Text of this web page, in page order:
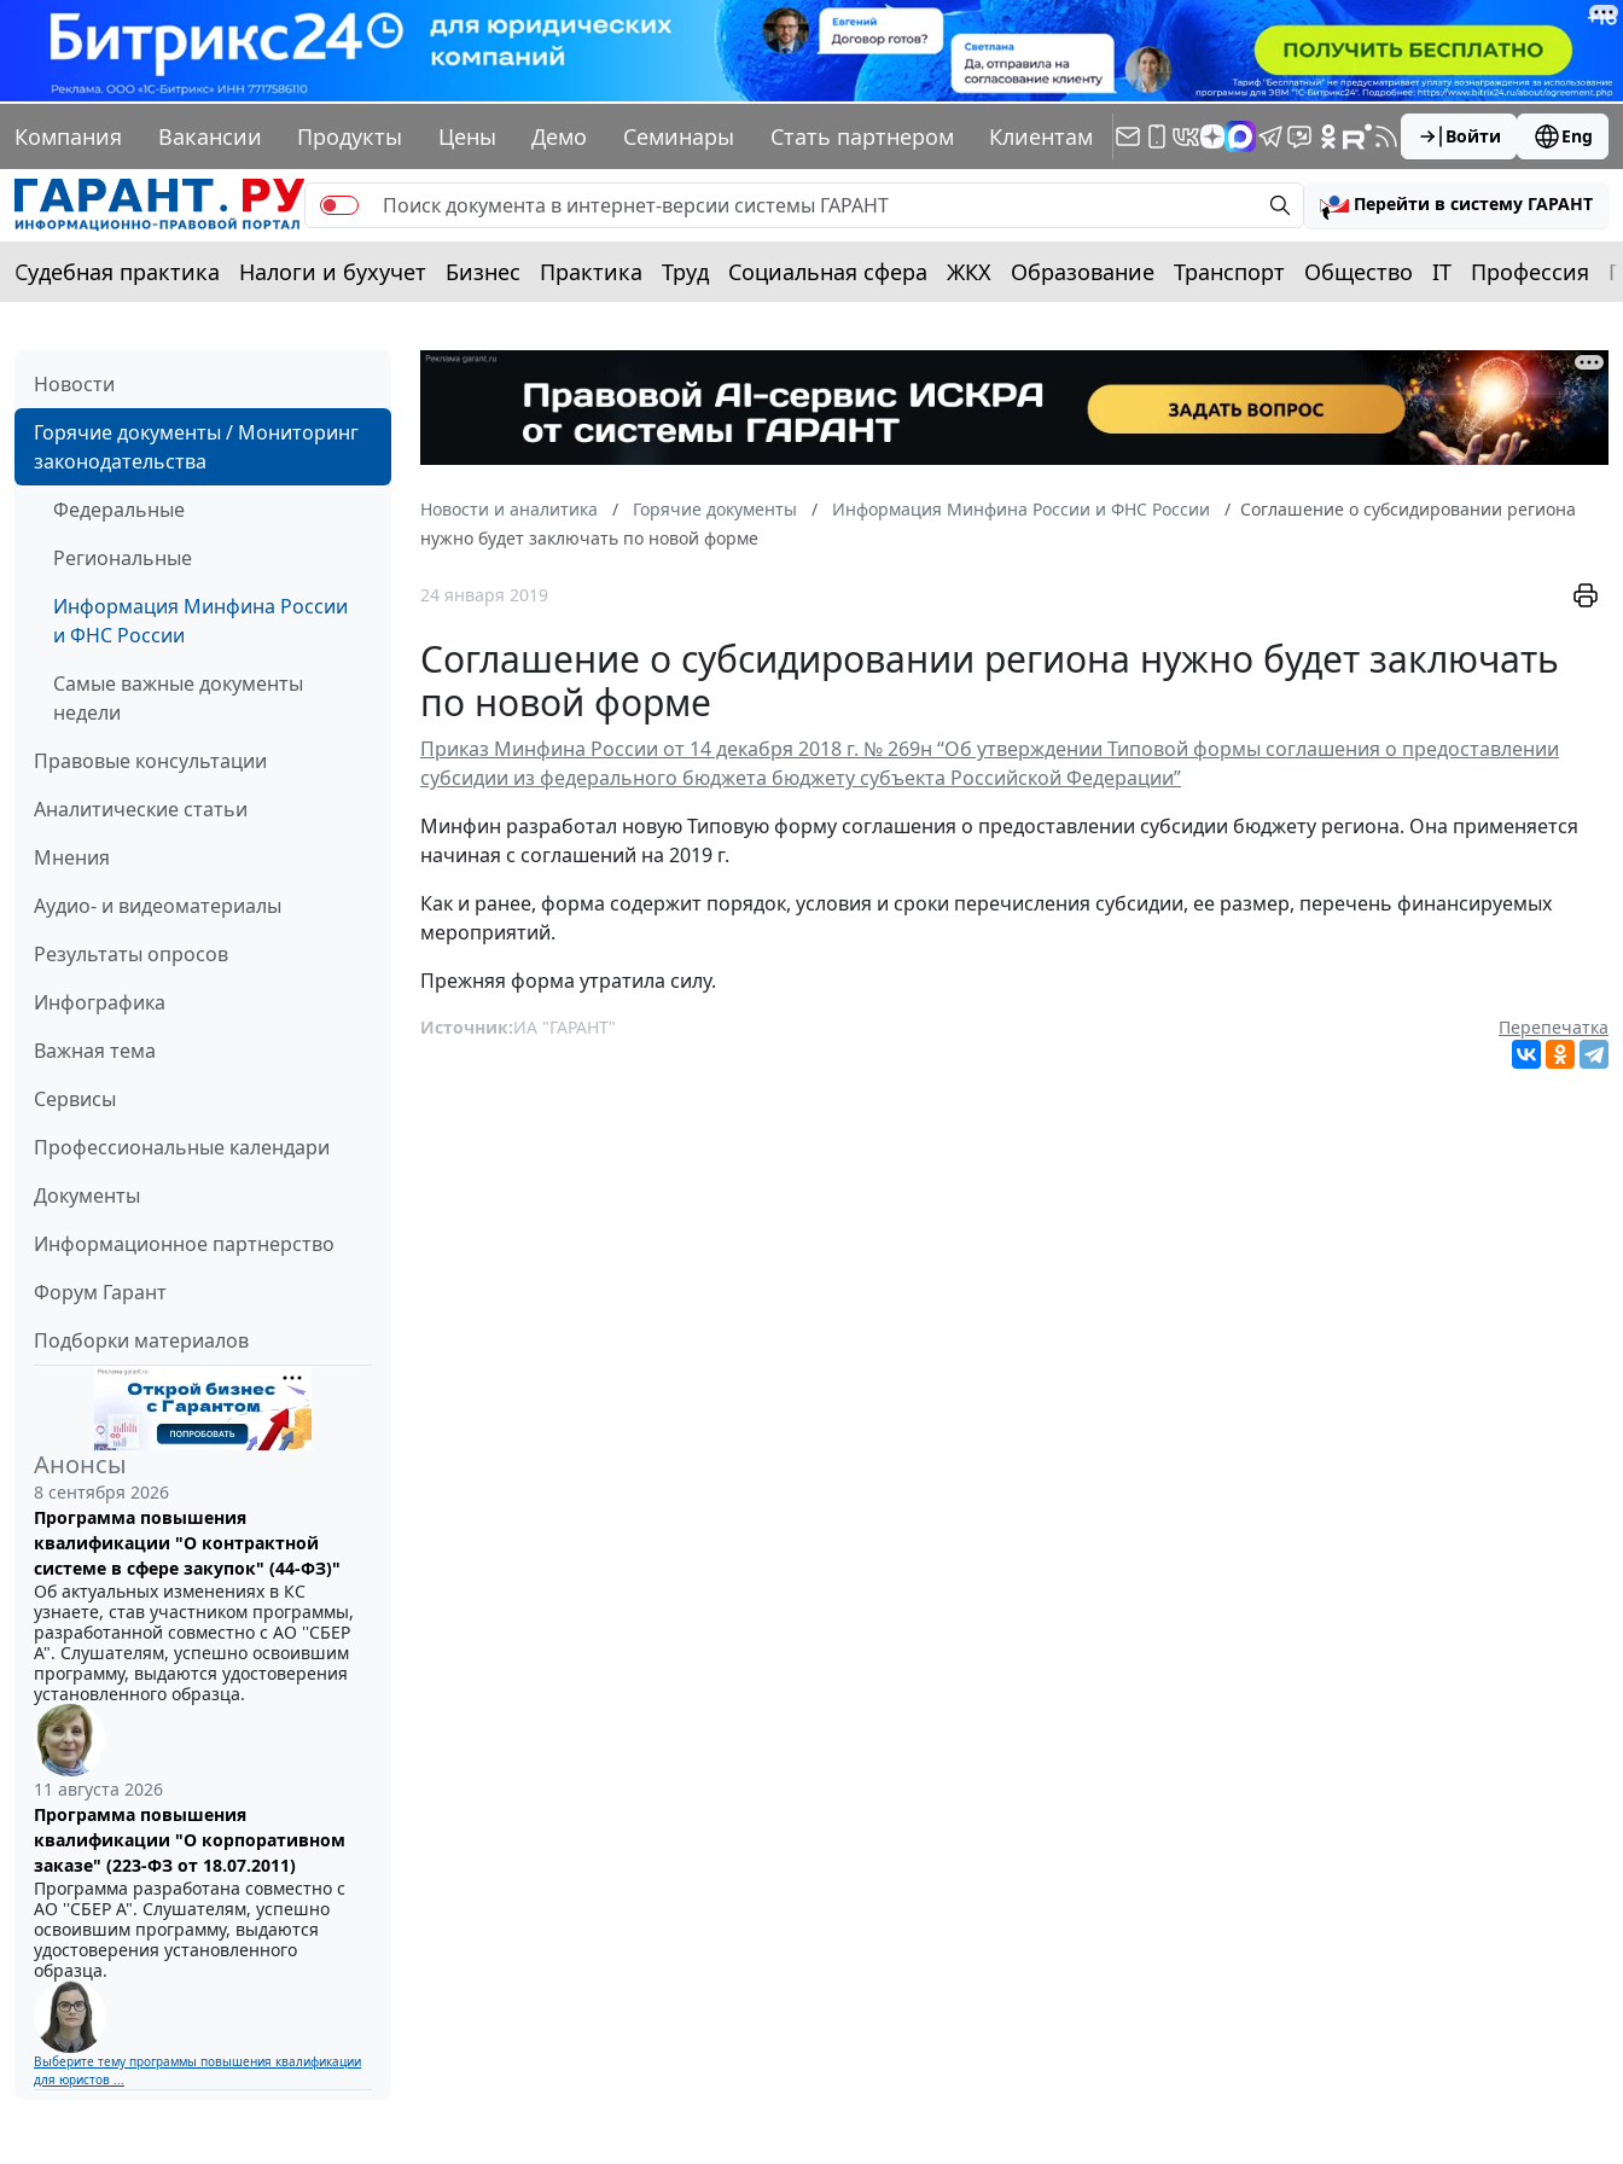
Компания Вакансии Продукты Цены Демо Семинары Стать партнером Клиентам Войти Eng
Перейти в систему ГАРАНТ
Судебная практика Налоги и бухучет Бизнес Практика Труд Социальная сфера ЖКХ Образование Транспорт Общество IT Профессия
Новости
Горячие документы / Мониторинг
законодательства
Федеральные
Региональные
Информация Минфина России
и ФНС России
Самые важные документы
недели
Правовые консультации
Аналитические статьи
Мнения
Аудио- и видеоматериалы
Результаты опросов
Инфографика
Важная тема
Сервисы
Профессиональные календари
Документы
Информационное партнерство
Форум Гарант
Подборки материалов
Анонсы
8 сентября 2026
Программа повышения
квалификации "О контрактной
системе в сфере закупок" (44-ФЗ)"
Об актуальных изменениях в КС
узнаете, став участником программы,
разработанной совместно с АО ''СБЕР
А". Слушателям, успешно освоившим
программу, выдаются удостоверения
установленного образца.
11 августа 2026
Программа повышения
квалификации "О корпоративном
заказе" (223-ФЗ от 18.07.2011)
Программа разработана совместно с
АО ''СБЕР А". Слушателям, успешно
освоившим программу, выдаются
удостоверения установленного
образца.
Выберите тему программы повышения квалификации
для юристов ...
Новости и аналитика Горячие документы Информация Минфина России и ФНС России
Соглашение о субсидировании региона
нужно будет заключать по новой форме
24 января 2019
Соглашение о субсидировании региона нужно будет заключать
по новой форме
Приказ Минфина России от 14 декабря 2018 г. № 269н “Об утверждении Типовой формы соглашения о предоставлении
субсидии из федерального бюджета бюджету субъекта Российской Федерации”
Минфин разработал новую Типовую форму соглашения о предоставлении субсидии бюджету региона. Она применяется
начиная с соглашений на 2019 г.
Как и ранее, форма содержит порядок, условия и сроки перечисления субсидии, ее размер, перечень финансируемых
мероприятий.
Прежняя форма утратила силу.
Источник:ИА "ГАРАНТ" Перепечатка